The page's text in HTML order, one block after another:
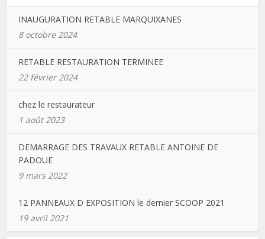
INAUGURATION RETABLE MARQUIXANES
8 octobre 2024
RETABLE RESTAURATION TERMINEE
22 février 2024
chez le restaurateur
1 août 2023
DEMARRAGE DES TRAVAUX RETABLE ANTOINE DE
PADOUE
9 mars 2022
12 PANNEAUX D EXPOSITION le dernier SCOOP 2021
19 avril 2021